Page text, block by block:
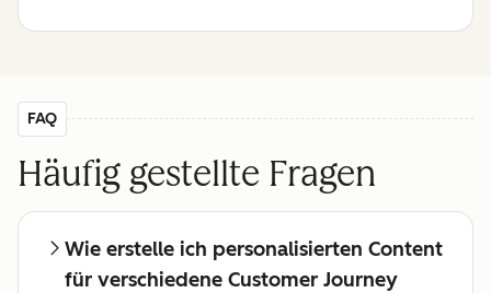
FAQ
Häufig gestellte Fragen
Wie erstelle ich personalisierten Content
für verschiedene Customer Journey